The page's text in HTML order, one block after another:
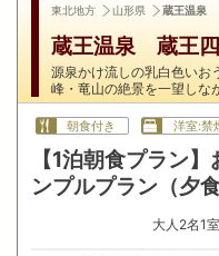
東北地方 山形県 蔵王温泉
蔵王温泉 蔵王
源泉かけ流しの乳白色いお
峰・竜山の絶景を一望しな
朝食付き 洋室:禁
【1泊朝食プラン
ンプルプラン（夕食
大人 2名1